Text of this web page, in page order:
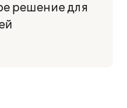
решение для